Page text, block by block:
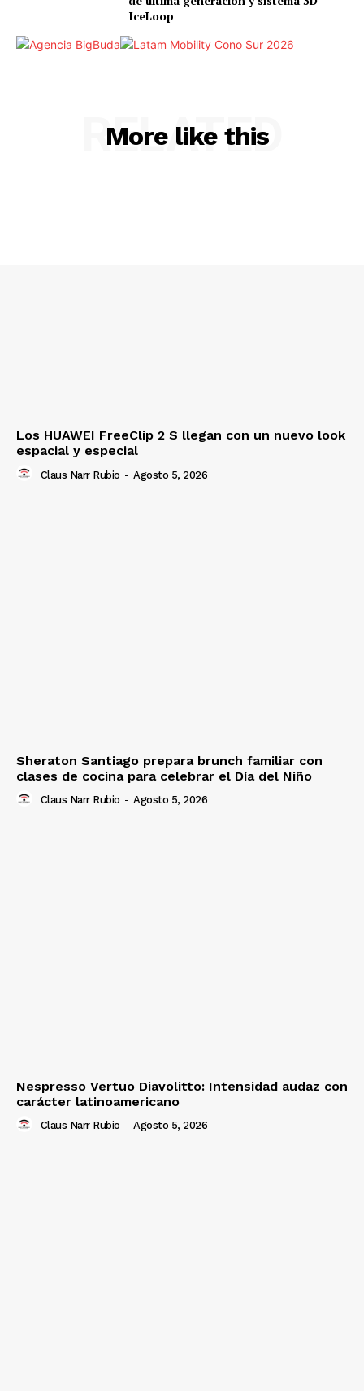
IceLoop
More like this
RELATED
Los HUAWEI FreeClip 2 S llegan con un nuevo look
espacial y especial
Claus Narr Rubio - Agosto 5, 2026
Sheraton Santiago prepara brunch familiar con
clases de cocina para celebrar el Día del Niño
Claus Narr Rubio - Agosto 5, 2026
Nespresso Vertuo Diavolitto: Intensidad audaz con
carácter latinoamericano
Claus Narr Rubio - Agosto 5, 2026